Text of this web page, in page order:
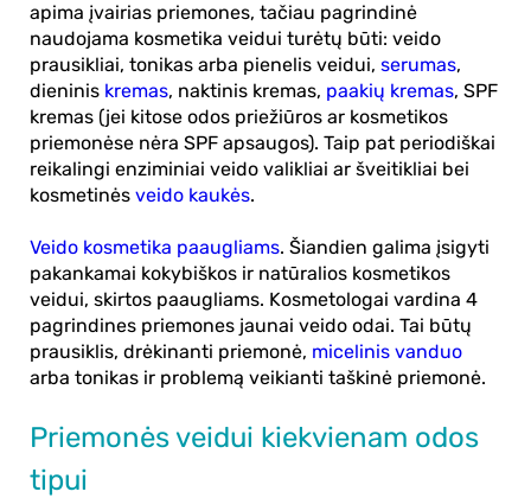
apima įvairias priemones, tačiau pagrindinė
naudojama kosmetika veidui turėtų būti: veido
prausikliai, tonikas arba pienelis veidui, serumas,
dieninis kremas, naktinis kremas, paakių kremas, SPF
kremas (jei kitose odos priežiūros ar kosmetikos
priemonėse nėra SPF apsaugos). Taip pat periodiškai
reikalingi enziminiai veido valikliai ar šveitikliai bei
kosmetinės veido kaukės.
Veido kosmetika paaugliams. Šiandien galima įsigyti
pakankamai kokybiškos ir natūralios kosmetikos
veidui, skirtos paaugliams. Kosmetologai vardina 4
pagrindines priemones jaunai veido odai. Tai būtų
prausiklis, drėkinanti priemonė, micelinis vanduo
arba tonikas ir problemą veikianti taškinė priemonė.
Priemonės veidui kiekvienam odos
tipui